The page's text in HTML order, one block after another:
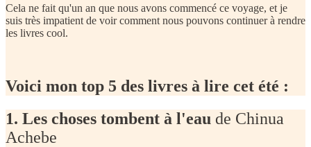
Cela ne fait qu'un an que nous avons commencé ce voyage, et je
suis très impatient de voir comment nous pouvons continuer à rendre
les livres cool.
Voici mon top 5 des livres à lire cet été :
1. Les choses tombent à l'eau de Chinua
Achebe